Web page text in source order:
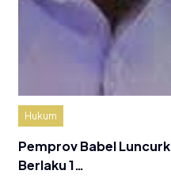
Hukum
Pemprov Babel
Berlaku 1…